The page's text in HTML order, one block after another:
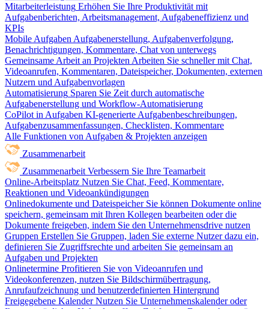
Mitarbeiterleistung Erhöhen Sie Ihre Produktivität mit
Aufgabenberichten, Arbeitsmanagement, Aufgabeneffizienz und
KPIs
Mobile Aufgaben Aufgabenerstellung, Aufgabenverfolgung,
Benachrichtigungen, Kommentare, Chat von unterwegs
Gemeinsame Arbeit an Projekten Arbeiten Sie schneller mit Chat,
Videoanrufen, Kommentaren, Dateispeicher, Dokumenten, externen
Nutzern und Aufgabenvorlagen
Automatisierung Sparen Sie Zeit durch automatische
Aufgabenerstellung und Workflow-Automatisierung
CoPilot in Aufgaben KI-generierte Aufgabenbeschreibungen,
Aufgabenzusammenfassungen, Checklisten, Kommentare
Alle Funktionen von Aufgaben & Projekten anzeigen
Zusammenarbeit
Zusammenarbeit Verbessern Sie Ihre Teamarbeit
Online-Arbeitsplatz Nutzen Sie Chat, Feed, Kommentare,
Reaktionen und Videoankündigungen
Onlinedokumente und Dateispeicher Sie können Dokumente online
speichern, gemeinsam mit Ihren Kollegen bearbeiten oder die
Dokumente freigeben, indem Sie den Unternehmensdrive nutzen
Gruppen Erstellen Sie Gruppen, laden Sie externe Nutzer dazu ein,
definieren Sie Zugriffsrechte und arbeiten Sie gemeinsam an
Aufgaben und Projekten
Onlinetermine Profitieren Sie von Videoanrufen und
Videokonferenzen, nutzen Sie Bildschirmübertragung,
Anrufaufzeichnung und benutzerdefinierten Hintergrund
Freigegebene Kalender Nutzen Sie Unternehmenskalender oder